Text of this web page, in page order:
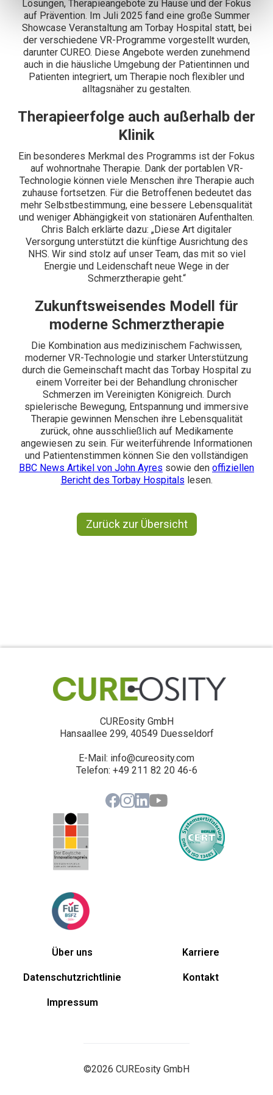
Lösungen, Therapieangebote zu Hause und der Fokus
auf Prävention. Im Juli 2025 fand eine große Summer
Showcase Veranstaltung am Torbay Hospital statt, bei
der verschiedene VR-Programme vorgestellt wurden,
darunter CUREO. Diese Angebote werden zunehmend
auch in die häusliche Umgebung der Patientinnen und
Patienten integriert, um Therapie noch flexibler und
alltagsnäher zu gestalten.
Therapieerfolge auch außerhalb der
Klinik
Ein besonderes Merkmal des Programms ist der Fokus
auf wohnortnahe Therapie. Dank der portablen VR-
Technologie können viele Menschen ihre Therapie auch
zuhause fortsetzen. Für die Betroffenen bedeutet das
mehr Selbstbestimmung, eine bessere Lebensqualität
und weniger Abhängigkeit von stationären Aufenthalten.
Chris Balch erklärte dazu: „Diese Art digitaler
Versorgung unterstützt die künftige Ausrichtung des
NHS. Wir sind stolz auf unser Team, das mit so viel
Energie und Leidenschaft neue Wege in der
Schmerztherapie geht.“
Zukunftsweisendes Modell für
moderne Schmerztherapie
Die Kombination aus medizinischem Fachwissen,
moderner VR-Technologie und starker Unterstützung
durch die Gemeinschaft macht das Torbay Hospital zu
einem Vorreiter bei der Behandlung chronischer
Schmerzen im Vereinigten Königreich. Durch
spielerische Bewegung, Entspannung und immersive
Therapie gewinnen Menschen ihre Lebensqualität
zurück, ohne ausschließlich auf Medikamente
angewiesen zu sein. Für weiterführende Informationen
und Patientenstimmen können Sie den vollständigen
BBC News Artikel von John Ayres sowie den offiziellen
Bericht des Torbay Hospitals lesen.
Zurück zur Übersicht
CUREosity GmbH
Hansaallee 299, 40549 Duesseldorf
E-Mail: info@cureosity.com
‍Telefon: +49 211 82 20 46-6
Über uns Karriere
Datenschutzrichtlinie Kontakt
Impressum
©2026 CUREosity GmbH